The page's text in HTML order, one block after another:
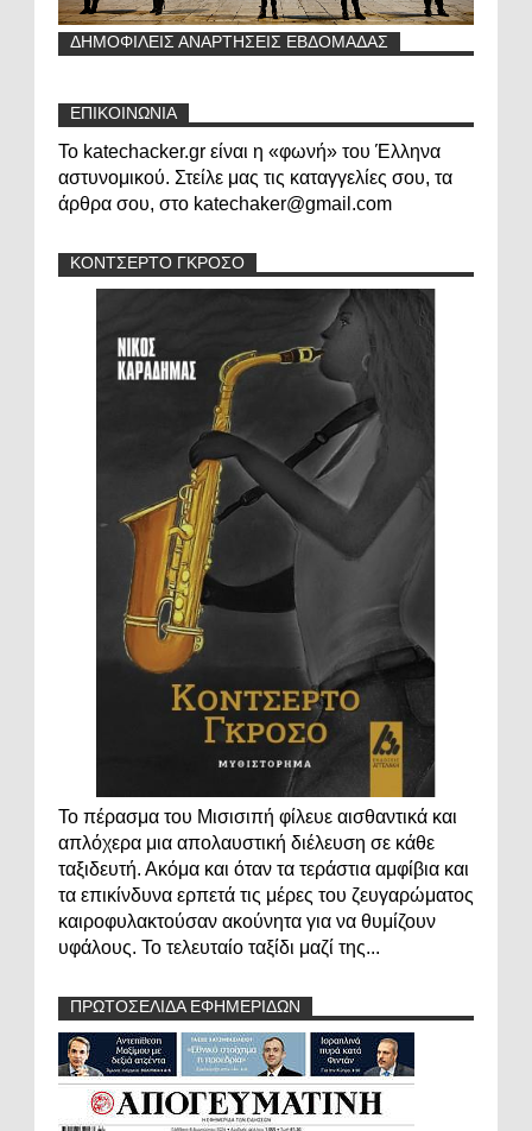
ΔΗΜΟΦΙΛΕΙΣ ΑΝΑΡΤΗΣΕΙΣ ΕΒΔΟΜΑΔΑΣ
ΕΠΙΚΟΙΝΩΝΙΑ
Το katechacker.gr είναι η «φωνή» του Έλληνα
αστυνομικού. Στείλε μας τις καταγγελίες σου, τα
άρθρα σου, στο katechaker@gmail.com
ΚΟΝΤΣΕΡΤΟ ΓΚΡΟΣΟ
Το πέρασμα του Μισισιπή φίλευε αισθαντικά και
απλόχερα μια απολαυστική διέλευση σε κάθε
ταξιδευτή. Ακόμα και όταν τα τεράστια αμφίβια και
τα επικίνδυνα ερπετά τις μέρες του ζευγαρώματος
καιροφυλακτούσαν ακούνητα για να θυμίζουν
υφάλους. Το τελευταίο ταξίδι μαζί της...
ΠΡΩΤΟΣΕΛΙΔΑ ΕΦΗΜΕΡΙΔΩΝ